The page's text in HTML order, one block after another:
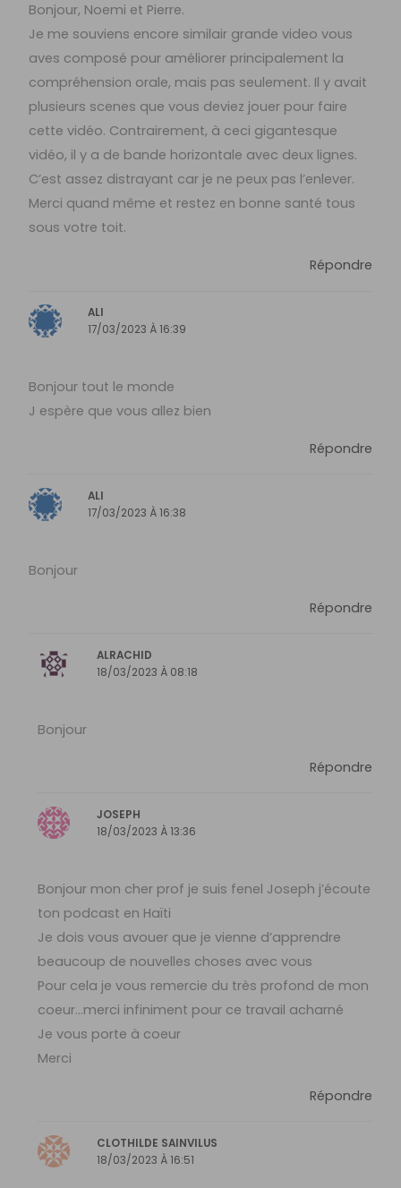
Bonjour, Noemi et Pierre.
Je me souviens encore similair grande video vous
aves composé pour améliorer principalement la
compréhension orale, mais pas seulement. Il y avait
plusieurs scenes que vous deviez jouer pour faire
cette vidéo. Contrairement, à ceci gigantesque
vidéo, il y a de bande horizontale avec deux lignes.
C’est assez distrayant car je ne peux pas l’enlever.
Merci quand même et restez en bonne santé tous
sous votre toit.
Répondre
ALI
17/03/2023 À 16:39
Bonjour tout le monde
J espère que vous allez bien
Répondre
ALI
17/03/2023 À 16:38
Bonjour
Répondre
ALRACHID
18/03/2023 À 08:18
Bonjour
Répondre
JOSEPH
18/03/2023 À 13:36
Bonjour mon cher prof je suis fenel Joseph j’écoute
ton podcast en Haïti
Je dois vous avouer que je vienne d’apprendre
beaucoup de nouvelles choses avec vous
Pour cela je vous remercie du très profond de mon
coeur…merci infiniment pour ce travail acharné
Je vous porte à coeur
Merci
Répondre
CLOTHILDE SAINVILUS
18/03/2023 À 16:51